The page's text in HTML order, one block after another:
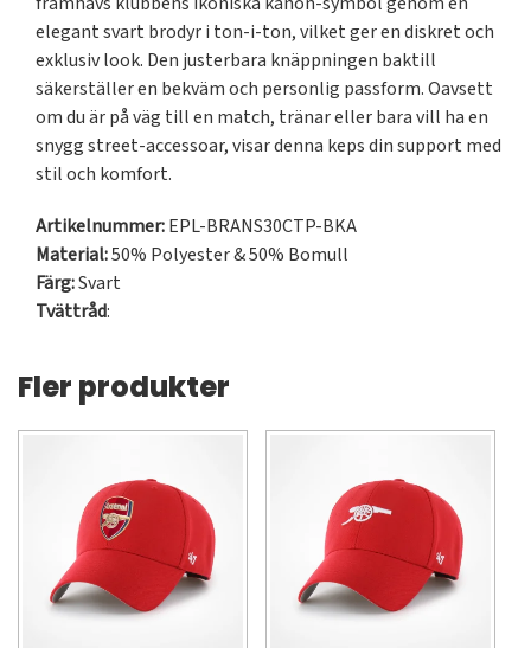
elegant svart brodyr i ton-i-ton, vilket ger en diskret och
exklusiv look. Den justerbara knäppningen baktill
säkerställer en bekväm och personlig passform. Oavsett
om du är på väg till en match, tränar eller bara vill ha en
snygg street-accessoar, visar denna keps din support med
stil och komfort.
Artikelnummer:EPL-BRANS30CTP-BKA
Material:50% Polyester & 50% Bomull
Färg:Svart
Tvättråd:
Fler produkter